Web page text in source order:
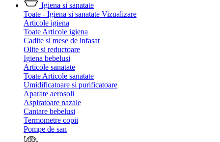
Igiena si sanatate
Toate - Igiena si sanatate Vizualizare
Articole igiena
Toate Articole igiena
Cadite si mese de infasat
Olite si reductoare
Igiena bebelusi
Articole sanatate
Toate Articole sanatate
Umidificatoare si purificatoare
Aparate aerosoli
Aspiratoare nazale
Cantare bebelusi
Termometre copii
Pompe de san